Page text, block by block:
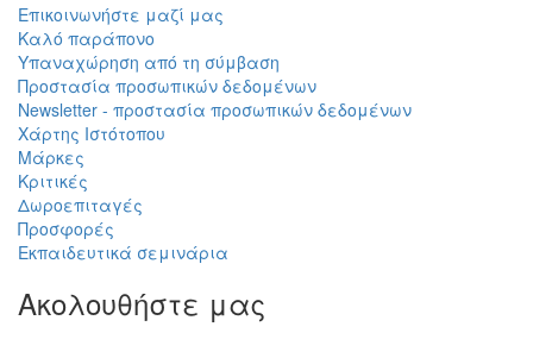
Επικοινωνήστε μαζί μας
Καλό παράπονο
Υπαναχώρηση από τη σύμβαση
Προστασία προσωπικών δεδομένων
Newsletter - προστασία προσωπικών δεδομένων
Χάρτης Ιστότοπου
Μάρκες
Κριτικές
Δωροεπιταγές
Προσφορές
Εκπαιδευτικά σεμινάρια
Ακολουθήστε μας